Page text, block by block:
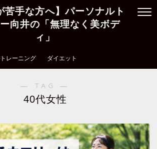
苦手な方へ】パーソナルト
向井の「無理なく美ボデ
ィ」
レーニング ダイエット
― TAG ―
40代女性